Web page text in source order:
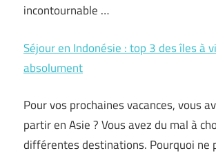
incontournable …
Séjour en Indonésie : top 3 des îles à
absolument
Pour vos prochaines vacances, vous
partir en Asie ? Vous avez du mal à
différentes destinations. Pourquoi ne